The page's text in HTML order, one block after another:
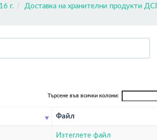
г.
Доставка на хранителни продукти ДСП
Търсене във всички колони:
Файл
Изтеглете файл